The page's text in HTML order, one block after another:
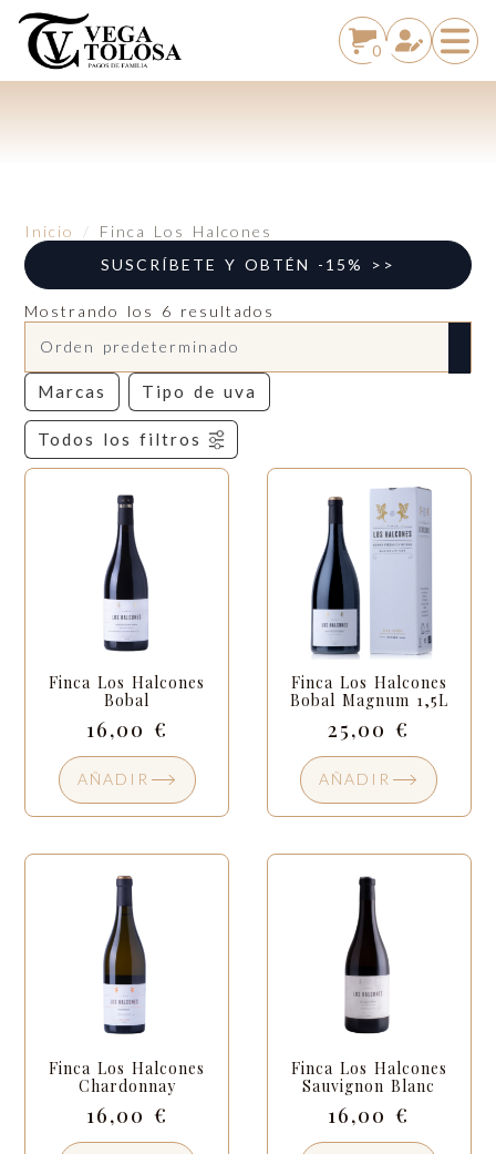
0
Inicio
Finca Los Halcones
SUSCRÍBETE Y OBTÉN -15% >>
Mostrando los 6 resultados
Marcas Tipo de uva
Todos los filtros
Finca Los Halcones
Bobal
16,00 €
AÑADIR
Finca Los Halcones
Bobal Magnum 1,5L
25,00€
AÑADIR
Finca Los Halcones
Chardonnay
16,00 €
Finca Los Halcones
Sauvignon Blanc
16,00€